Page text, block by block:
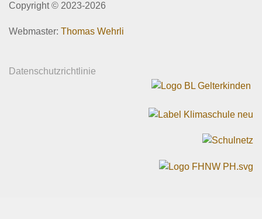
Copyright © 2023-2026
Webmaster: Thomas Wehrli
Datenschutzrichtlinie